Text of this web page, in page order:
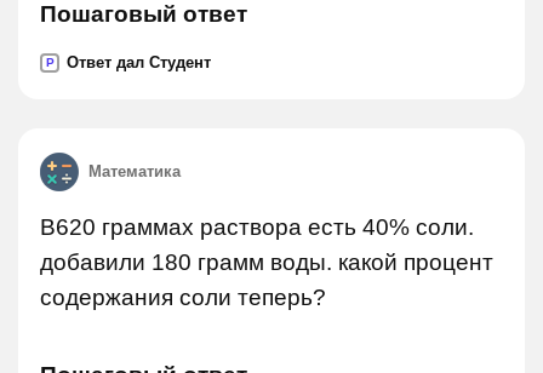
Пошаговый ответ
P Ответ дал Студент
Математика
В620 граммах раствора есть 40% соли.
добавили 180 грамм воды. какой процент
содержания соли теперь?